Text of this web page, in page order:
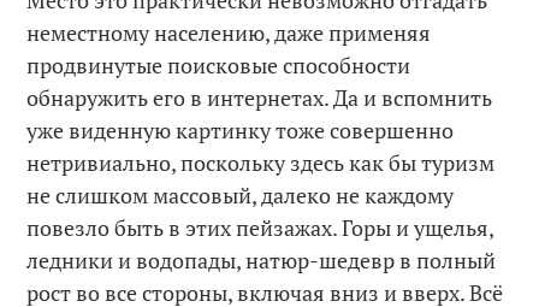
неместному населению, даже применяя
продвинутые поисковые способности
обнаружить его в интернетах. Да и вспомнить
уже виденную картинку тоже совершенно
нетривиально, поскольку здесь как бы туризм
не слишком массовый, далеко не каждому
повезло быть в этих пейзажах. Горы и ущелья,
ледники и водопады, натюр-шедевр в полный
рост во все стороны, включая вниз и вверх. Всё